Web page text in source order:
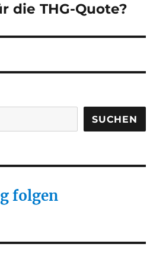
die THG-Quote?
SUCHEN
folgen